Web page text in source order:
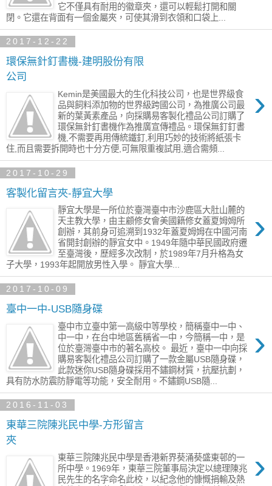
它不僅具有耐用的徽章夾，還可以輕鬆打開和關
閉。它還在背面有一個金屬夾，可使其滑到衣領和口袋上...
2017-12-22
環保無針釘書機-建明股份有限
公司
›
Kemin是美國最大的生化科技公司，也是世界級食
品與飼料添加物的世界級跨國公司，為推廣公司最
新的葉黃素產品，向採購易客製化禮品公司訂購了
環保無針釘書機作為推廣宣傳禮品。環保無釘釘書
機,不需要再用傳統鐵釘,利用巧妙的技術將紙張卡
住,而且需要拆開時也十分方便,可無限重複試用,適合需頻...
2017-10-29
客製化留言夾-靜宜大學
›
靜宜大學是一所位於臺灣臺中市沙鹿區大肚山麓的
天主教大學，由主顧修女會美國籍修女蓋夏姆姆所
創辦，其前身可追溯到1932年蓋夏姆姆在中國河南
省開封創辦的靜宜女中。1949年隨中華民國政府遷
至臺灣後，歷經多次改制，於1989年7月升格為女
子大學，1993年起開放男性入學。 靜宜大學...
2017-10-09
臺中一中-USB隨身碟
›
臺中市立臺中第一高級中等學校，簡稱臺中一中、
中一中，在台中地區舊稱省一中，今簡稱一中，是
位於臺灣臺中市的著名高校。 最近，臺中一中向採
購易客製化禮品公司訂購了一款金屬USB隨身碟，
此款迷你USB隨身碟採用不鏽鋼材質，抗壓抗劃，
具有防水防震防靜電等功能，安全耐用。不鏽鋼USB隨...
2016-11-03
東華三院陳兆民中學-方形留言
夾
›
東華三院陳兆民中學是香港新界葵涌葵盛東邨的一
所中學。1969年，東華三院董事局決定以總理陳兆
民先生的名字命名此校，以紀念他的慷慨捐輸及熱